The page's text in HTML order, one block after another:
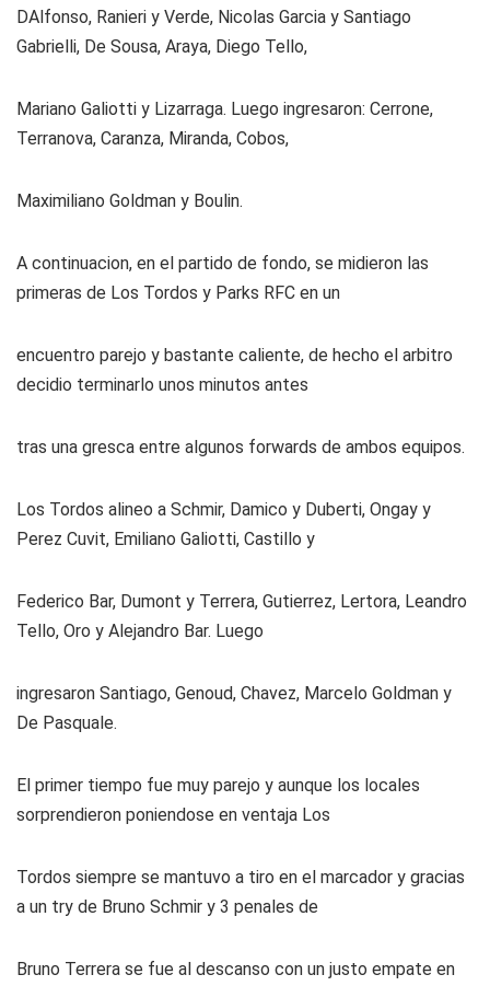
DAlfonso, Ranieri y Verde, Nicolas Garcia y Santiago
Gabrielli, De Sousa, Araya, Diego Tello,
Mariano Galiotti y Lizarraga. Luego ingresaron: Cerrone,
Terranova, Caranza, Miranda, Cobos,
Maximiliano Goldman y Boulin.
A continuacion, en el partido de fondo, se midieron las
primeras de Los Tordos y Parks RFC en un
encuentro parejo y bastante caliente, de hecho el arbitro
decidio terminarlo unos minutos antes
tras una gresca entre algunos forwards de ambos equipos.
Los Tordos alineo a Schmir, Damico y Duberti, Ongay y
Perez Cuvit, Emiliano Galiotti, Castillo y
Federico Bar, Dumont y Terrera, Gutierrez, Lertora, Leandro
Tello, Oro y Alejandro Bar. Luego
ingresaron Santiago, Genoud, Chavez, Marcelo Goldman y
De Pasquale.
El primer tiempo fue muy parejo y aunque los locales
sorprendieron poniendose en ventaja Los
Tordos siempre se mantuvo a tiro en el marcador y gracias
a un try de Bruno Schmir y 3 penales de
Bruno Terrera se fue al descanso con un justo empate en